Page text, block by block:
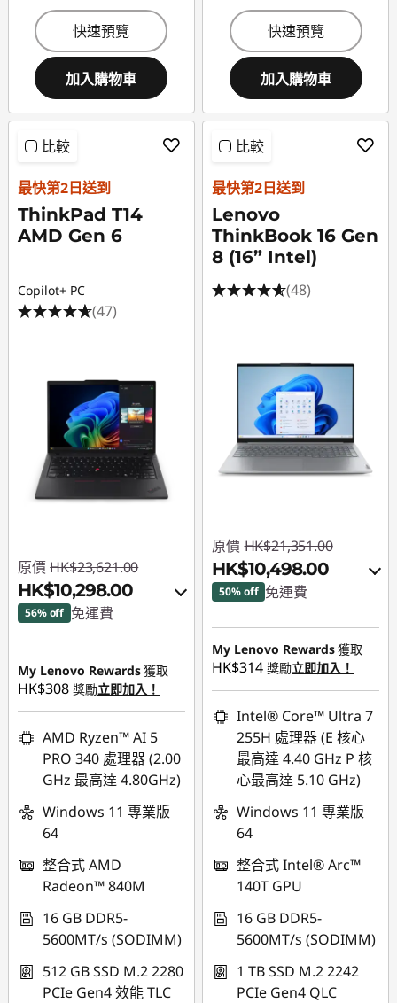
快速預覽
加入購物車
快速預覽
加入購物車
比較
最快第2日送到
ThinkPad T14
AMD Gen 6
Copilot+ PC
(47)
原價 HK$23,621.00
HK$10,298.00
56% off 免運費
即省 :-HK$12,140.00
或者
eCoupon Savings :-
HK$13,323.00
*Savings cannot be
combined
使用優惠券 :
eCoupon limited to
3 units
My Lenovo Rewards獲取
HK$308 獎勵立即加入！
AMD Ryzen™ AI 5
PRO 340 處理器 (2.00
GHz 最高達 4.80GHz)
Windows 11 專業版
64
整合式 AMD
Radeon™ 840M
16 GB DDR5-
5600MT/s (SODIMM)
512 GB SSD M.2 2280
PCIe Gen4 效能 TLC
比較
最快第2日送到
Lenovo
ThinkBook 16 Gen
8 (16” Intel)
(48)
原價 HK$21,351.00
HK$10,498.00
50% off 免運費
即省 :-HK$10,421.00
或者
eCoupon Savings :-
HK$10,853.00
*Savings cannot be
combined
使用優惠券 :
FLASHSALE15
eCoupon limited to
3 units
My Lenovo Rewards獲取
HK$314 獎勵立即加入！
Intel® Core™ Ultra 7
255H 處理器 (E 核心
最高達 4.40 GHz P 核
心最高達 5.10 GHz)
Windows 11 專業版
64
整合式 Intel® Arc™
140T GPU
16 GB DDR5-
5600MT/s (SODIMM)
1 TB SSD M.2 2242
PCIe Gen4 QLC